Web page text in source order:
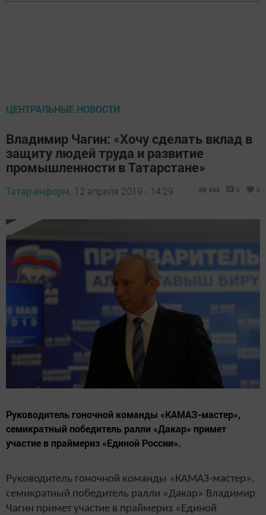
ЦЕНТРАЛЬНЫЕ НОВОСТИ
Владимир Чагин: «Хочу сделать вклад в
защиту людей труда и развитие
промышленности в Татарстане»
Татар-информ, 12 апреля 2019 - 14:29 899 0 0
Руководитель гоночной команды «КАМАЗ-мастер»,
семикратный победитель ралли «Дакар» примет
участие в праймериз «Единой России».
Руководитель гоночной команды «КАМАЗ-мастер»,
семикратный победитель ралли «Дакар» Владимир
Чагин примет участие в праймериз «Единой